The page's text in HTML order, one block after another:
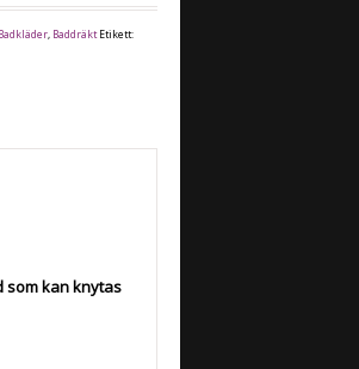
Badkläder, Baddräkt Etikett:
som kan knytas